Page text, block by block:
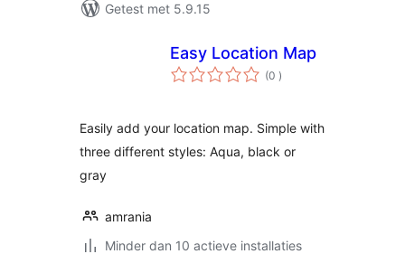
Getest met 5.9.15
Easy Location Map
(0 aantal
beoordelingen
)
Easily add your location map. Simple with
three different styles: Aqua, black or
gray
amrania
Minder dan 10 actieve installaties